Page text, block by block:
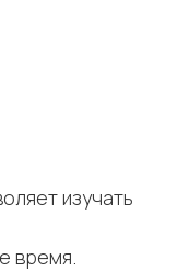
изучать
время.